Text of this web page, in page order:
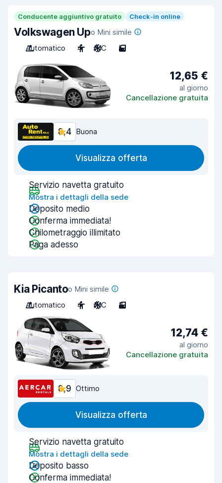
Conducente aggiuntivo gratuito Check-in online
Volkswagen Upo Mini simile
Automatico
4 A/C 5
12,65 €
al giorno
Cancellazione gratuita
8,4 Buona
Visualizza offerta
Servizio navetta gratuito
Mostra i dettagli della sede
Deposito medio
Conferma immediata!
Chilometraggio illimitato
Paga adesso
Kia Picantoo Mini simile
Automatico
4 A/C 3
12,74 €
al giorno
Cancellazione gratuita
8,9 Ottimo
Visualizza offerta
Servizio navetta gratuito
Mostra i dettagli della sede
Deposito basso
Conferma immediata!